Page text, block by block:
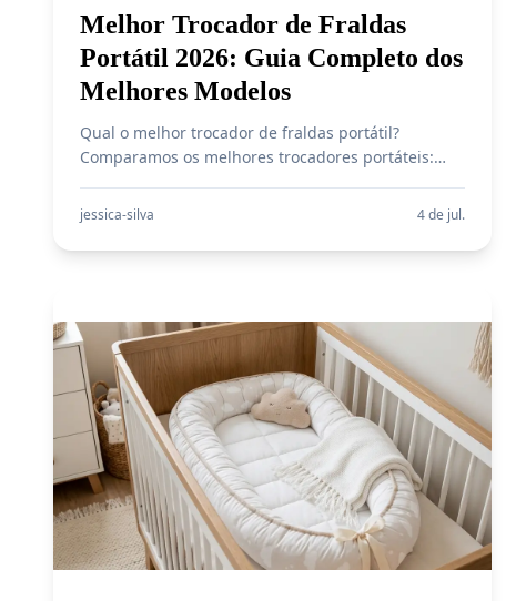
Melhor Trocador de Fraldas
Portátil 2026: Guia Completo dos
Melhores Modelos
Qual o melhor trocador de fraldas portátil?
Comparamos os melhores trocadores portáteis:
Fisher-Price. Descubra qual trocador portátil é
ideal para viagem, casa e carro. Trocador dobrável
vs fixo, trocador impermeável e dicas de compra!
jessica-silva 4 de jul.